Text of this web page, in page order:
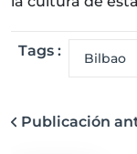
Tags : Bilbao
Publicación